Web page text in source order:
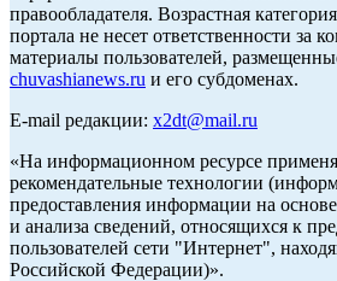
правообладателя. Возрастная
портала не несет ответственности за
материалы пользователей,
chuvashianews.ru и его субдоменах.
E-mail редакции: x2dt@mail.ru
«На информационном ресурсе
рекомендательные технологии
предоставления информации на
и анализа сведений, относящихся к
пользователей сети "Интернет",
Российской Федерации)».